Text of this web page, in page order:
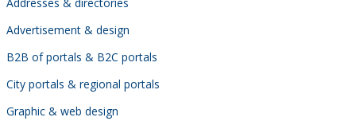
Advertisement & design
B2B of portals & B2C portals
City portals & regional portals
Graphic & web design